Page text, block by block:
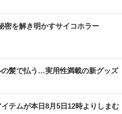
密を解き明かすサイコホラー
の髪で払う…実用性満載の新グッズ
テムが本日8月5日12時よりしまむ